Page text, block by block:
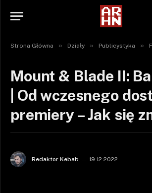
Strona Główna » Działy » Publicystyka »
Mount & Blade II:
| Od wczesnego
premiery – Jak się
Redaktor Kebab 19.12.2022